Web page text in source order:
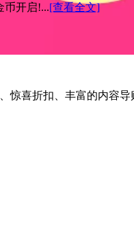
币开启!...[查看全文]
惊喜折扣、丰富的内容